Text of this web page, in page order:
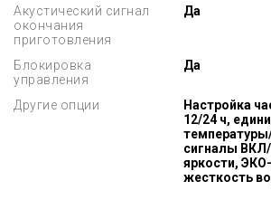
Акустический сигнал
окончания
приготовления
Да
Блокировка
управления
Да
Другие опции
Настройка
12/24 ч,
сигналы
яркости,
жесткость